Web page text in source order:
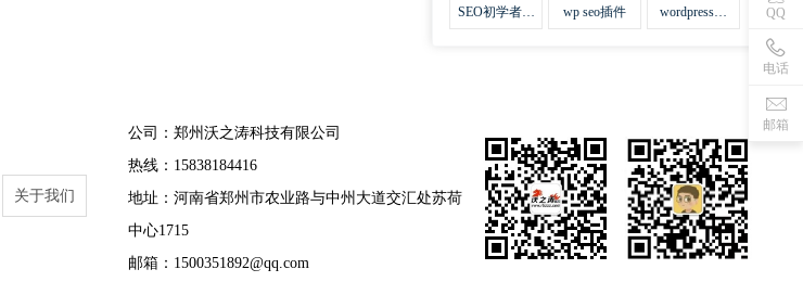
法宝
势
页优化
SEO初学者，
wp seo插件
wordpress插
QQ
电话
邮箱
关于我们
公司：郑州沃之涛科技有限公司
热线：15838184416
地址：河南省郑州市农业路与中州大道交汇处苏荷
中心1715
邮箱：1500351892@qq.com